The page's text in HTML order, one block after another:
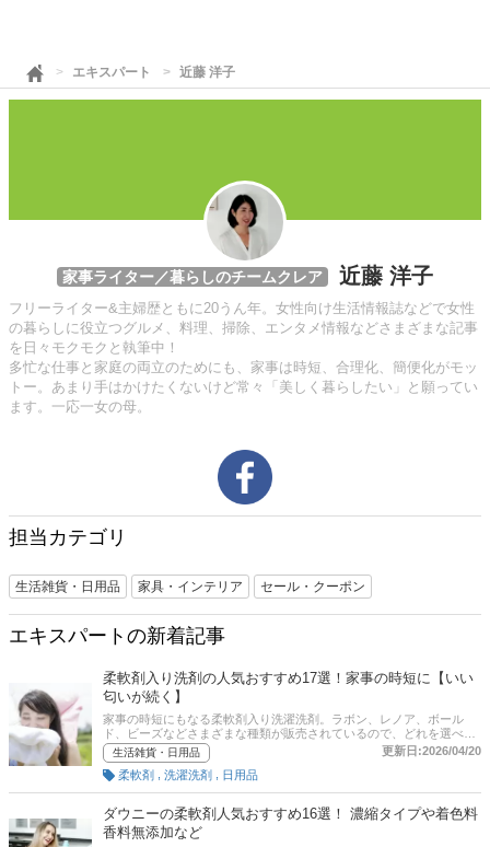
エキスパート 近藤 洋子
家事ライター／暮らしのチームクレア 近藤 洋子
フリーライター&主婦歴ともに20うん年。女性向け生活情報誌などで女性
の暮らしに役立つグルメ、料理、掃除、エンタメ情報などさまざまな記事
を日々モクモクと執筆中！
多忙な仕事と家庭の両立のためにも、家事は時短、合理化、簡便化がモッ
トー。あまり手はかけたくないけど常々「美しく暮らしたい」と願ってい
ます。一応一女の母。
担当カテゴリ
生活雑貨・日用品 家具・インテリア セール・クーポン
エキスパートの新着記事
柔軟剤入り洗剤の人気おすすめ17選！家事の時短に【いい
匂いが続く】
家事の時短にもなる柔軟剤入り洗濯洗剤。ラボン、レノア、ボール
ド、ビーズなどさまざまな種類が販売されているので、どれを選べば
いいか迷ってしまう方も多いのでは？そこでこの記事では、いい匂い
が続く香り・洗浄力・抗菌防臭効果など柔軟剤入り洗剤の選び方を解
説。厳選したおすすめ商品、ユーザーイチオシの商品もご紹介してい
るので、はじめて購入する人でもお気に入りの商品を見つけられるは
ず！ ぜひ最後までチェックしてみてください。記事後半には人気通販
サイトのランキングも！ 口コミや売れ筋もチェックしてみましょう。
生活雑貨・日用品
更新日:2026/04/20
柔軟剤
洗濯洗剤 日用品
ダウニーの柔軟剤人気おすすめ16選！ 濃縮タイプや着色料
香料無添加など